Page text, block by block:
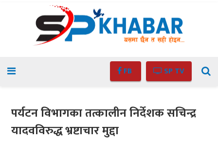
FB SP TV
पर्यटन विभागका तत्कालीन निर्देशक सचिन्द्र
यादवविरुद्ध भ्रष्टाचार मुद्दा